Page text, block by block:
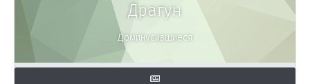
Драгун
Доминусившиеся